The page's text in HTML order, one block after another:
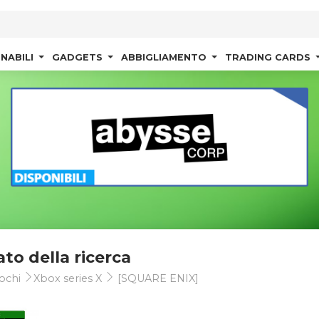
GADGETS ABBIGLIAMENTO TRADING CARDS
della ricerca
Xbox series X [SQUARE ENIX]